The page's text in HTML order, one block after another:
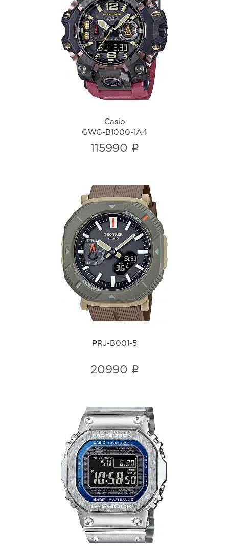
Casio
GWG-B1000-1A4
i
Casio
GWG-B1000-1A4
115990 i
PRJ-B001-5
i
PRJ-B001-5
20990 i
Casio
GMW-B5000D-2
i